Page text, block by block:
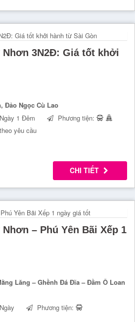
3N2Đ: Giá tốt khởi
Đảo Ngọc Cù Lao
1 Đêm
Phương tiện:
yêu cầu
CHI TIẾT
– Phú Yên Bãi Xếp 1
Lăng – Ghềnh Đá Đĩa – Đầm Ô Loan
Phương tiện: